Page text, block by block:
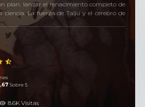
plan: lanzar el renacimiento completo de
ciencia. La fuerza de Taiju y el cerebro de
para forjar una asociación formidable, y
método para revivir a los petrificados.
Sobre 5
8.6K Visitas